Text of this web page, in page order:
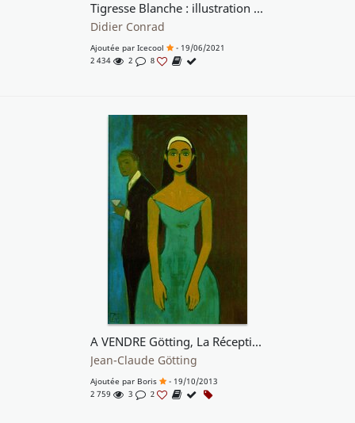
Tigresse Blanche : illustration pour le coffret des T1 à T5 (2)
Didier Conrad
Ajoutée par Icecool
- 19/06/2021
2 434
2 8
A VENDRE Götting, La Réception
Jean-Claude Götting
Ajoutée par Boris
- 19/10/2013
2 759
3 2